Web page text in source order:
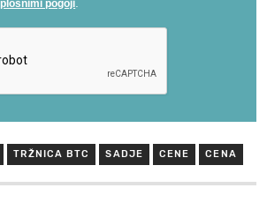
TRŽNICA BTC SADJE CENE CENA